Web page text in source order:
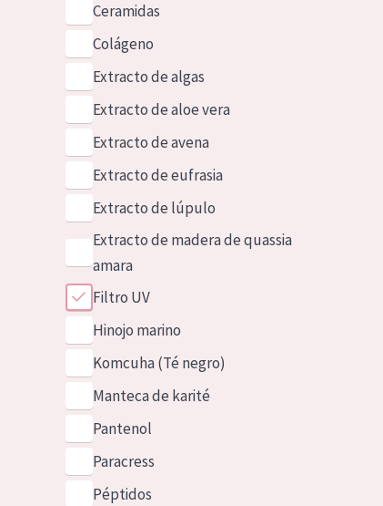
Ceramidas
Colágeno
Extracto de algas
Extracto de aloe vera
Extracto de avena
Extracto de eufrasia
Extracto de lúpulo
Extracto de madera de quassia
amara
Filtro UV
Hinojo marino
Komcuha (Té negro)
Manteca de karité
Pantenol
Paracress
Péptidos